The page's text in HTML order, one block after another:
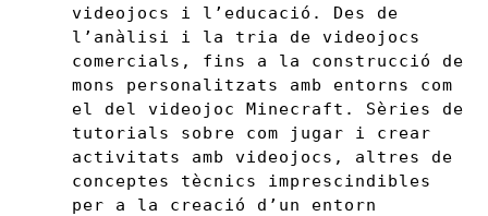
videojocs i l’educació. Des de
l’anàlisi i la tria de videojocs
comercials, fins a la construcció de
mons personalitzats amb entorns com
el del videojoc Minecraft. Sèries de
tutorials sobre com jugar i crear
activitats amb videojocs, altres de
conceptes tècnics imprescindibles
per a la creació d’un entorn